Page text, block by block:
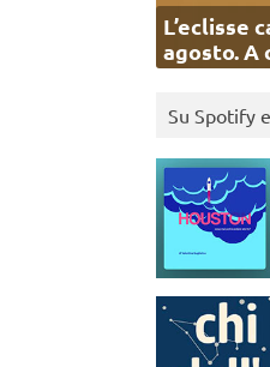
L’eclisse
agosto. A
Su Spotify